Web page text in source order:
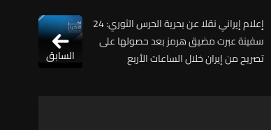
إعلام إيراني نقلا عن بحرية الحرس الثوري: 24
سفينة عبرت مضيق هرمز بعد حصولها على
تصريح من إيران خلال الساعات الأربع
السابق